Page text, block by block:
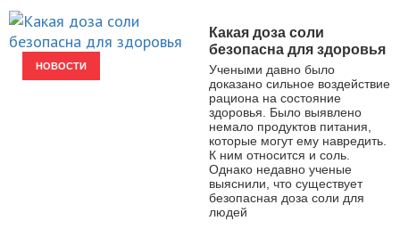
НОВОСТИ
Какая доза соли
безопасна для здоровья
Учеными давно было
доказано сильное воздействие
рациона на состояние
здоровья. Было выявлено
немало продуктов питания,
которые могут ему навредить.
К ним относится и соль.
Однако недавно ученые
выяснили, что существует
безопасная доза соли для
людей